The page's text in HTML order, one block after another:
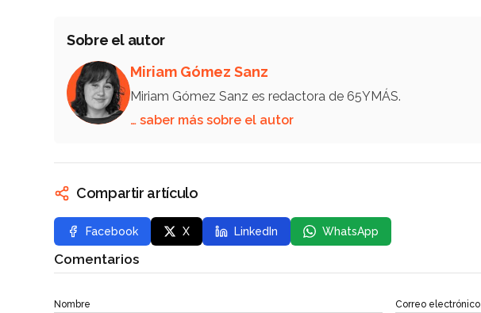
Sobre el autor
Miriam Gómez Sanz
Miriam Gómez Sanz es redactora de 65YMÁS.
… saber más sobre el autor
Compartir artículo
Facebook X LinkedIn WhatsApp
Comentarios
Nombre Correo electrónico